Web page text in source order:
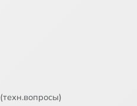
(техн.вопросы)